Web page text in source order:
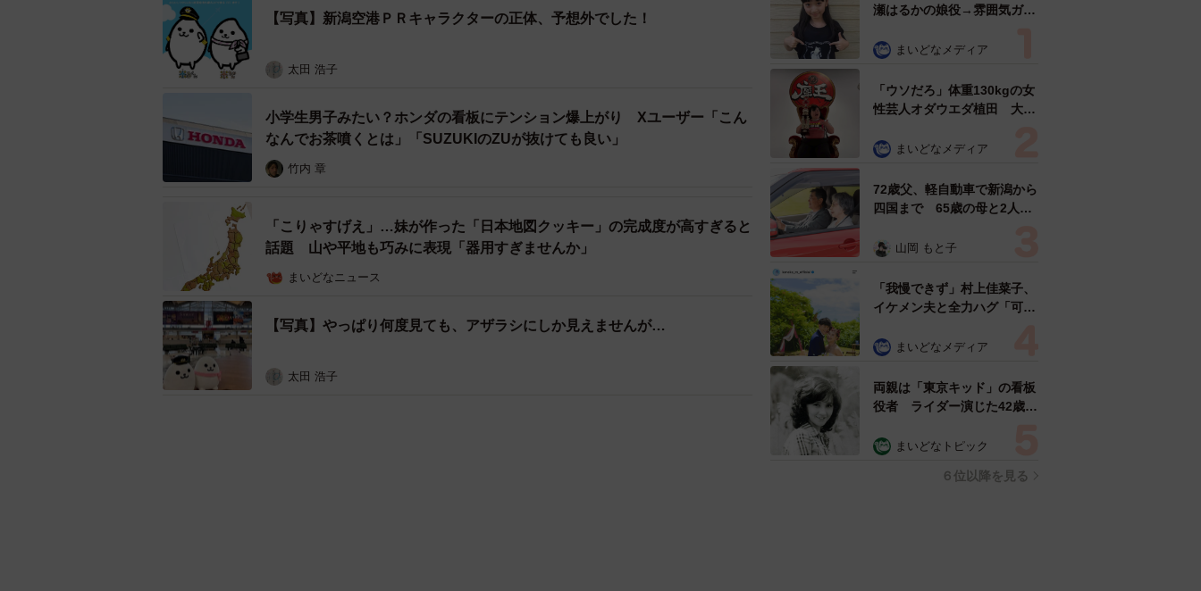
【写真】新潟空港ＰＲキャラクターの正体、予想外でした！
太田 浩子
小学生男子みたい？ホンダの看板にテンション爆上がり Xユーザー「こん
なんでお茶噴くとは」「SUZUKIのZUが抜けても良い」
竹内 章
「こりゃすげえ」…妹が作った「日本地図クッキー」の完成度が高すぎると
話題 山や平地も巧みに表現「器用すぎませんか」
まいどなニュース
【写真】やっぱり何度見ても、アザラシにしか見えませんが…
太田 浩子
瀬はるかの娘役→雰囲気ガラ
雰囲気が」「宝塚に入れそ
まいどなメディア
「ウソだろ」体重130kgの女
性芸人オダウエダ植田 大学
で」 まいどなメディア
72歳父、軽自動車で新潟から
四国まで 65歳の母と2人で
憩まで分刻み… 「大学生で
山岡 もと子
「我慢できず」村上佳菜子、
イケメン夫と全力ハグ「可愛
まいどなメディア
両親は「東京キッド」の看板
役者 ライダー演じた42歳元
ングフォト」計画を明言
まいどなトピック
６位以降を見る